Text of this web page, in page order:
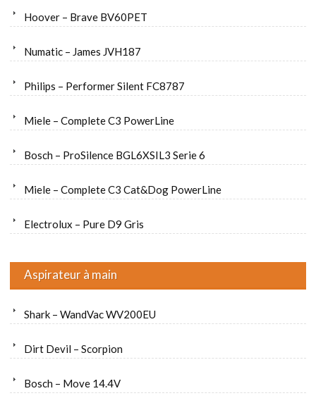
Hoover – Brave BV60PET
Numatic – James JVH187
Philips – Performer Silent FC8787
Miele – Complete C3 PowerLine
Bosch – ProSilence BGL6XSIL3 Serie 6
Miele – Complete C3 Cat&Dog PowerLine
Electrolux – Pure D9 Gris
Aspirateur à main
Shark – WandVac WV200EU
Dirt Devil – Scorpion
Bosch – Move 14.4V